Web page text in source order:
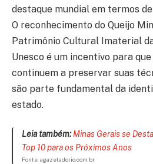
destaque mundial em termos
O reconhecimento do Queijo
Patrimônio Cultural Imaterial
Unesco é um incentivo para
continuem a preservar suas
são parte fundamental da
estado.
Leia também: Minas Gerais se
Top 10 para os Próximos Anos
Fonte: agazetadorio.com.br